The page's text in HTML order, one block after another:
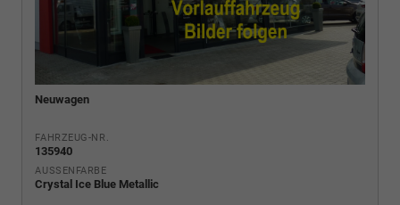
Neuwagen
FAHRZEUG-NR.
135940
AUSSENFARBE
Crystal Ice Blue Metallic